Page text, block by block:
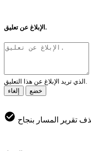
الإبلاغ عن تعليق.
إلغاء
خضع